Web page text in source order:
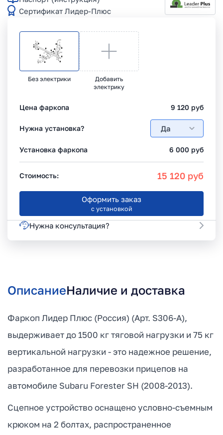
Сертификат Лидер-Плюс
Без электрики
Добавить
электрику
Цена фаркопа 9 120 руб
Нужна установка? Да
Установка фаркопа 6 000 руб
Стоимость: 15 120 руб
Оформить заказ
с установкой
Нужна консультация?
ОписаниеНаличие и доставка
Фаркоп Лидер Плюс (Россия) (Арт. S306-A),
выдерживает до 1500 кг тяговой нагрузки и 75 кг
вертикальной нагрузки - это надежное решение,
разработанное для перевозки прицепов на
автомобиле Subaru Forester SH (2008-2013).
Сцепное устройство оснащено условно-съемным
крюком на 2 болтах, распространенное